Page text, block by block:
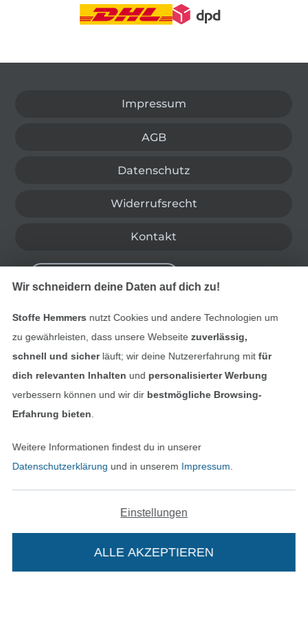
Impressum
AGB
Datenschutz
Widerrufsrecht
Kontakt
Alle Preise inkl. der gesetzl. MwSt.
Finde mehr Inspiration
Deutsch
Nederlands
In den niederländischen
(France)
In den
Wir schneidern deine Daten auf dich zu!
Stoffe Hemmers nutzt Cookies und andere Technologien um
zu gewährleisten, dass unsere Webseite zuverlässig,
schnell und sicherläuft; wir deine Nutzererfahrung mitfür
dich relevanten Inhalten und personalisierter Werbung
verbessern können und wir dir bestmögliche Browsing-
Erfahrung bieten
Weitere Informationen findest du in unserer
Datenschutzerklärung und in unserem Impressum
Einstellungen
ALLE AKZEPTIEREN